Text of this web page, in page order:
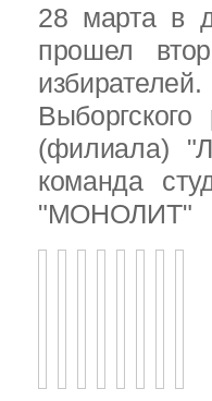
28 марта в
прошел
(филиала)
команда
"МОНОЛИТ"